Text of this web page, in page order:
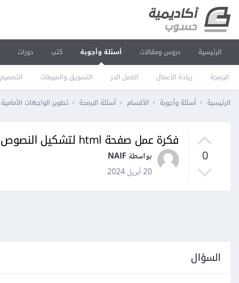
الرئيسية دروس ومقالات أسئلة وأجوبة
البرمجة ريادة الأعمال العمل الحر التسويق والمبيعات التصميم
كتب دورات
الرئيسية أسئلة وأجوبة الأقسام أسئلة البرمجة تطوير الواجهات الأمامية
0
فكرة عمل صفحة html لتشكيل النصوص.
بواسطة NAIF
20 أبريل 2024
السؤال